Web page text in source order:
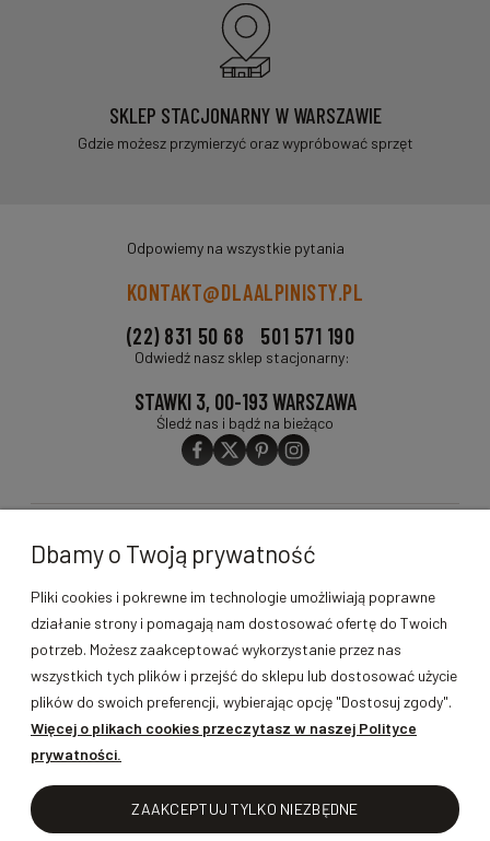
SKLEP STACJONARNY W WARSZAWIE
Gdzie możesz przymierzyć oraz wypróbować sprzęt
Odpowiemy na wszystkie pytania
KONTAKT@DLAALPINISTY.PL
(22) 831 50 68
501 571 190
Odwiedź nasz sklep stacjonarny:
STAWKI 3, 00-193 WARSZAWA
Śledź nas i bądź na bieżąco
MOJE KONTO
GWARANCJA I ZWROTY
Dbamy o Twoją prywatność
Pliki cookies i pokrewne im technologie umożliwiają poprawne
działanie strony i pomagają nam dostosować ofertę do Twoich
potrzeb. Możesz zaakceptować wykorzystanie przez nas
wszystkich tych plików i przejść do sklepu lub dostosować użycie
plików do swoich preferencji, wybierając opcję "Dostosuj zgody".
Więcej o plikach cookies przeczytasz w naszej Polityce
prywatności.
ZAAKCEPTUJ TYLKO NIEZBĘDNE